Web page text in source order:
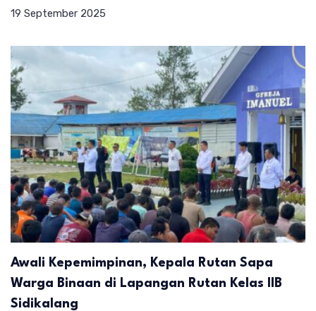
19 September 2025
Awali Kepemimpinan, Kepala Rutan Sapa
Warga Binaan di Lapangan Rutan Kelas IIB
Sidikalang